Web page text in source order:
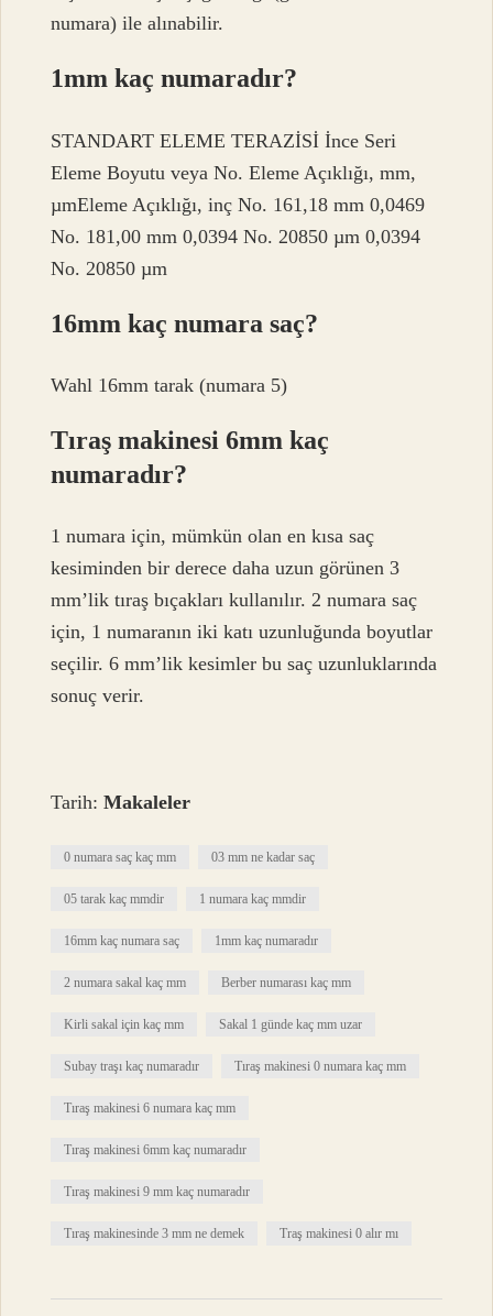
numara) ile alınabilir.
1mm kaç numaradır?
STANDART ELEME TERAZİSİ İnce Seri
Eleme Boyutu veya No. Eleme Açıklığı, mm,
µmEleme Açıklığı, inç No. 161,18 mm 0,0469
No. 181,00 mm 0,0394 No. 20850 µm 0,0394
No. 20850 µm
16mm kaç numara saç?
Wahl 16mm tarak (numara 5)
Tıraş makinesi 6mm kaç
numaradır?
1 numara için, mümkün olan en kısa saç
kesiminden bir derece daha uzun görünen 3
mm’lik tıraş bıçakları kullanılır. 2 numara saç
için, 1 numaranın iki katı uzunluğunda boyutlar
seçilir. 6 mm’lik kesimler bu saç uzunluklarında
sonuç verir.
Tarih:Makaleler
0 numara saç kaç mm 03 mm ne kadar saç
05 tarak kaç mmdir 1 numara kaç mmdir
16mm kaç numara saç 1mm kaç numaradır
2 numara sakal kaç mm Berber numarası kaç mm
Kirli sakal için kaç mm Sakal 1 günde kaç mm uzar
Subay traşı kaç numaradır Tıraş makinesi 0 numara kaç mm
Tıraş makinesi 6 numara kaç mm
Tıraş makinesi 6mm kaç numaradır
Tıraş makinesi 9 mm kaç numaradır
Tıraş makinesinde 3 mm ne demek Traş makinesi 0 alır mı